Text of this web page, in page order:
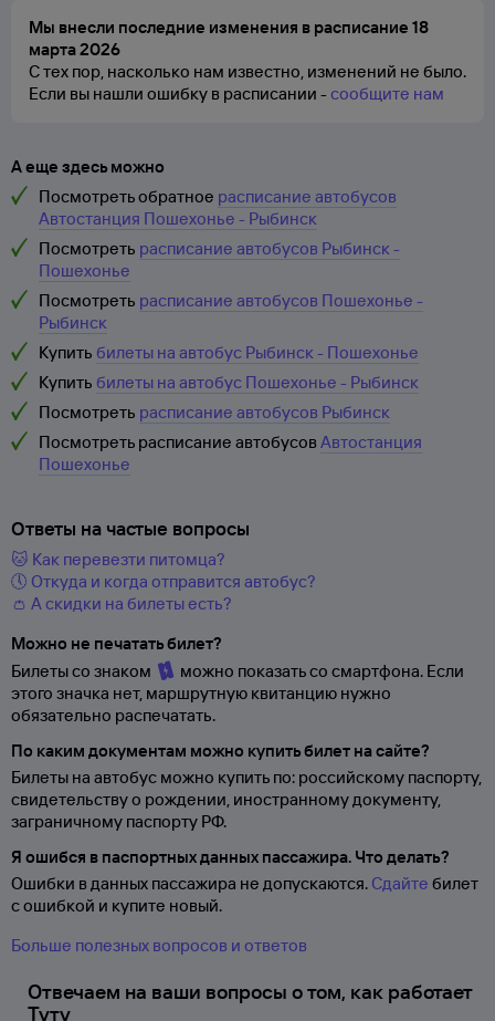
Мы внесли последние изменения в расписание 18
марта 2026
С тех пор, насколько нам известно, изменений не было.
Если вы нашли ошибку в расписании -сообщите нам
А еще здесь можно
Посмотреть обратное расписание автобусов
Автостанция Пошехонье - Рыбинск
Посмотреть расписание автобусов Рыбинск -
Пошехонье
Посмотреть расписание автобусов Пошехонье -
Рыбинск
Купить билеты на автобус Рыбинск - Пошехонье
Купить билеты на автобус Пошехонье - Рыбинск
Посмотреть расписание автобусов Рыбинск
Посмотреть расписание автобусовАвтостанция
Пошехонье
Ответы на частые вопросы
🐱 Как перевезти питомца?
🕔 Откуда и когда отправится автобус?
👛 А скидки на билеты есть?
Можно не печатать билет?
Билеты со знаком
можно показать со смартфона. Если
этого значка нет, маршрутную квитанцию нужно
обязательно распечатать.
По каким документам можно купить билет на сайте?
Билеты на автобус можно купить по: российскому паспорту,
свидетельству о рождении, иностранному документу,
заграничному паспорту РФ.
Я ошибся в паспортных данных пассажира. Что делать?
Ошибки в данных пассажира не допускаются. Сдайте билет
с ошибкой и купите новый.
Больше полезных вопросов и ответов
Отвечаем на ваши вопросы о том, как работает
Туту